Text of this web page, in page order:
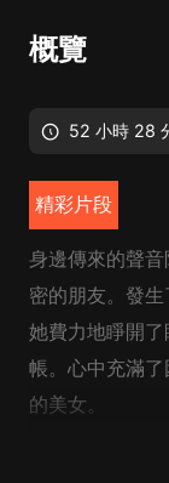
概覽
52 小時 28
精彩片段
身邊傳來的聲
密的朋友。發
她費力地睜開
帳。心中充滿
的美女。
這種衣服只有